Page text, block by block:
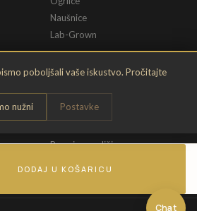
DODAJ U KOŠARICU
Chat
poboljšali vaše iskustvo. Pročitajte
nužni Postavke
Naušnice
Lab-Grown
PRAVNE ODREDBE
Pravila privatnosti
Opći uvjeti
Promjena veličine
Uvjeti poklon bona